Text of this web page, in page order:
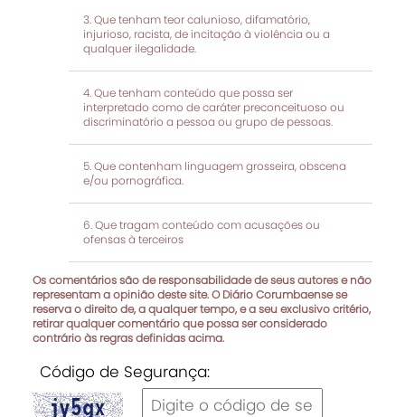
Que tenham teor calunioso, difamatório,
injurioso, racista, de incitação à violência ou a
qualquer ilegalidade.
Que tenham conteúdo que possa ser
interpretado como de caráter preconceituoso ou
discriminatório a pessoa ou grupo de pessoas.
Que contenham linguagem grosseira, obscena
e/ou pornográfica.
Que tragam conteúdo com acusações ou
ofensas à terceiros
Os comentários são de responsabilidade de seus autores e não
representam a opinião deste site. O Diário Corumbaense se
reserva o direito de, a qualquer tempo, e a seu exclusivo critério,
retirar qualquer comentário que possa ser considerado
contrário às regras definidas acima.
Código de Segurança: